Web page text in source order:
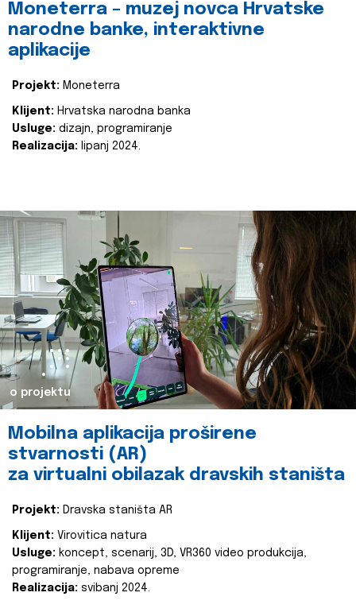
Moneterra – muzej novca Hrvatske
narodne banke, interaktivne
aplikacije
Projekt: Moneterra
Klijent: Hrvatska narodna banka
Usluge: dizajn, programiranje
Realizacija: lipanj 2024.
o projektu
Mobilna aplikacija proširene
stvarnosti (AR)
za virtualni obilazak dravskih staništa
Projekt: Dravska staništa AR
Klijent: Virovitica natura
Usluge: koncept, scenarij, 3D, VR360 video produkcija,
programiranje, nabava opreme
Realizacija: svibanj 2024.